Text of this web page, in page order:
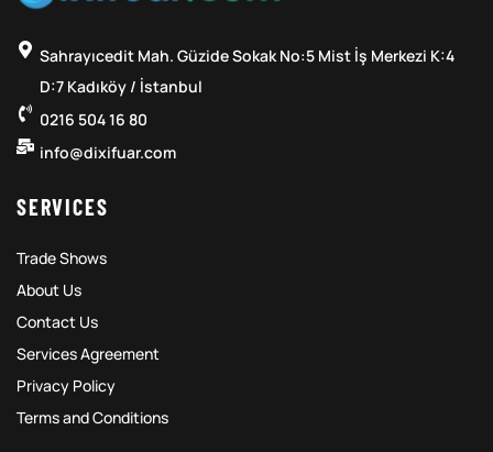
Sahrayıcedit Mah. Güzide Sokak No:5 Mist İş Merkezi K:4
D:7 Kadıköy / İstanbul
0216 504 16 80
info@dixifuar.com
SERVICES
Trade Shows
About Us
Contact Us
Services Agreement
Privacy Policy
Terms and Conditions